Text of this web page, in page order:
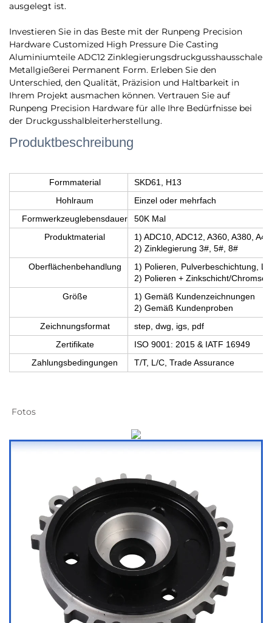
ausgelegt ist.
Investieren Sie in das Beste mit der Runpeng Precision
Hardware Customized High Pressure Die Casting
Aluminiumteile ADC12 Zinklegierungsdruckgusshausschale
Metallgießerei Permanent Form. Erleben Sie den
Unterschied, den Qualität, Präzision und Haltbarkeit in
Ihrem Projekt ausmachen können. Vertrauen Sie auf
Runpeng Precision Hardware für alle Ihre Bedürfnisse bei
der Druckgusshalbleiterherstellung.
Produktbeschreibung
Formmaterial
SKD61, H13
Hohlraum
Einzel oder mehrfach
Formwerkzeuglebensdauer
50K Mal
Produktmaterial
1) ADC10, ADC12, A360, A380,
2) Zinklegierung 3#, 5#, 8#
Oberflächenbehandlung
1) Polieren, Pulverbeschichtung,
2) Polieren + Zinkschicht/
Größe
1) Gemäß Kundenzeichnungen
2) Gemäß Kundenproben
Zeichnungsformat
step, dwg, igs, pdf
Zertifikate
ISO 9001: 2015 & IATF 16949
Zahlungsbedingungen
T/T, L/C, Trade Assurance
Fotos